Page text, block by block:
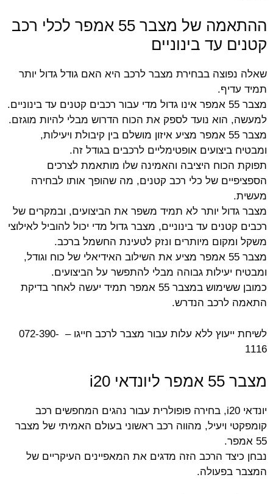
ההתאמה של מצבר 55 אמפר לכלי רכב
קטנים עד בינוניים
שאלה נפוצה בבחירת מצבר לרכב היא האם גודל גדול יותר
תמיד עדיף.
מצבר 55 אמפר אינו גדול מדי עבור רכבים קטנים עד בינוניים.
למעשה, הוא נועד לספק את הכוח הדרוש מבלי להיות מוגזם.
מצבר 55 אמפר מציע איזון מושלם בין קיבולת ויעילות,
ומבטיח ביצועים אופטימליים לרכבים בגודל זה.
תפוקת הכוח היציבה והאמינה שלו מותאמת לצרכים
הספציפיים של כלי רכב קטנים, מה שהופך אותו לבחירה
מעשית.
מצבר גדול יותר לא תמיד משפר את הביצועים, ובמקרים של
רכבים קטנים עד בינוניים, מצבר גדול מדי יכול להוביל לאילוצי
משקל ומקום מיותרים ונזק לטעינת החשמל ברכב.
מצבר 55 אמפר מציע את השילוב האידיאלי של כוח וגודל,
ומבטיח יעילות גבוהה מבלי להתפשר על הביצועים.
כמובן ששימוש במצבר 55 אמפר תמיד יעשה לאחר בדיקת
התאמה לרכב הנדרש.
לשיחת ייעוץ ללא עלות עבור מצבר לרכב חייגו – 072-390-
1116
מצבר 55 אמפר ליונדאי i20
יונדאי i20, בחירה פופולרית עבור נהגים המחפשים רכב
קומפקטי ויעיל, מהווה רכב ראשוני בעולם האמיתי של מצבר
55 אמפר.
נבחן כיצד הרכב הזה מדגים את המאפיינים העיקריים של
המצבר בפעולה.